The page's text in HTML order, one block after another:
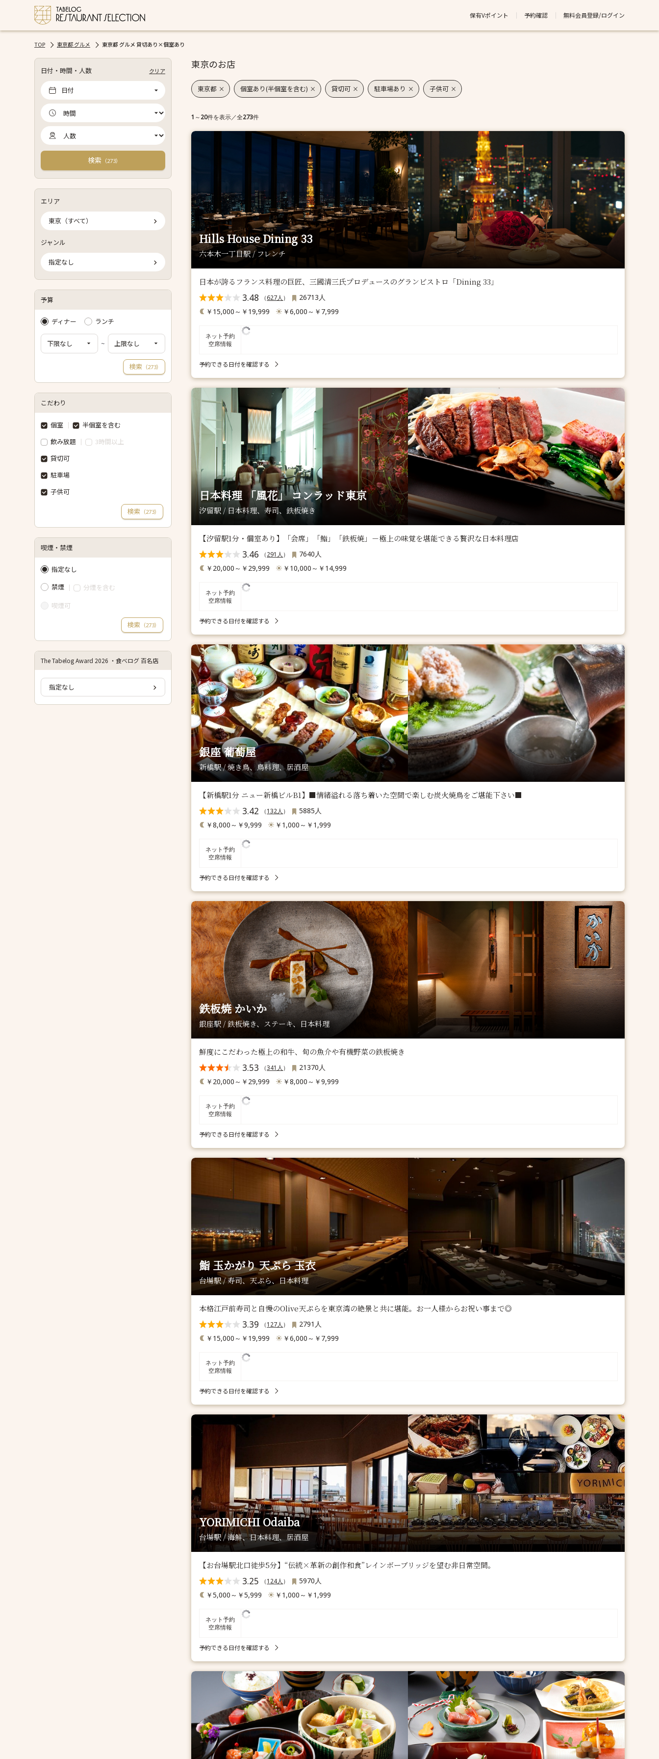
保有Vポイント 予約確認 無料会員登録/ログイン
TOP 東京都 グルメ 東京都 グルメ 貸切あり×個室あり
日付・時間・人数 クリア
日付
検索 （273）
エリア
東京（すべて）
ジャンル
指定なし
予算
ディナー ランチ
~
検索 （273）
こだわり
個室
半個室を含む
飲み放題
3時間以上
貸切可
駐車場
子供可
検索 （273）
喫煙・禁煙
指定なし
禁煙
分煙を含む
喫煙可
検索 （273）
The Tabelog Award 2026 ・食べログ 百名店
指定なし
東京のお店
東京都 個室あり(半個室を含む) 貸切可 駐車場あり 子供可
1 ～20件を表示／全273件
Hills House Dining 33
六本木一丁目駅 / フレンチ
日本が誇るフランス料理の巨匠、三國清三氏プロデュースのグランビストロ「Dining 33」
3.48 （627人 ）
26713人
￥15,000～￥19,999
￥6,000～￥7,999
ネット予約
空席情報
予約できる日付を確認する
日本料理 「風花」 コンラッド東京
汐留駅 / 日本料理、寿司、鉄板焼き
【汐留駅1分・個室あり】「会席」「鮨」「鉄板焼」－極上の味覚を堪能できる贅沢な日本料理店
3.46 （291人 ）
7640人
￥20,000～￥29,999
￥10,000～￥14,999
ネット予約
空席情報
予約できる日付を確認する
銀座 葡萄屋
新橋駅 / 焼き鳥、鳥料理、居酒屋
【新橋駅1分 ニュー新橋ビルB1】■情緒溢れる落ち着いた空間で楽しむ炭火焼鳥をご堪能下さい■
3.42 （132人 ）
5885人
￥8,000～￥9,999
￥1,000～￥1,999
ネット予約
空席情報
予約できる日付を確認する
鉄板焼 かいか
銀座駅 / 鉄板焼き、ステーキ、日本料理
鮮度にこだわった極上の和牛、旬の魚介や有機野菜の鉄板焼き
3.53 （341人 ）
21370人
￥20,000～￥29,999
￥8,000～￥9,999
ネット予約
空席情報
予約できる日付を確認する
鮨 玉かがり 天ぷら 玉衣
台場駅 / 寿司、天ぷら、日本料理
本格江戸前寿司と自慢のOlive天ぷらを東京湾の絶景と共に堪能。お一人様からお祝い事まで◎
3.39 （127人 ）
2791人
￥15,000～￥19,999
￥6,000～￥7,999
ネット予約
空席情報
予約できる日付を確認する
YORIMICHI Odaiba
台場駅 / 海鮮、日本料理、居酒屋
【お台場駅北口徒歩5分】“伝統×革新の創作和食”レインボーブリッジを望む非日常空間。
3.25 （124人 ）
5970人
￥5,000～￥5,999
￥1,000～￥1,999
ネット予約
空席情報
予約できる日付を確認する